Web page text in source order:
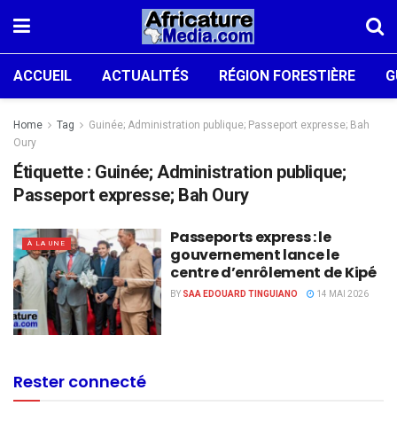
ACCUEIL ACTUALITÉS RÉGION FORESTIÈRE
Home Tag
Guinée; Administration publique; Passeport expresse; Bah
Oury
Étiquette : Guinée; Administration publique;
Passeport expresse; Bah Oury
À LA UNE
Passeports express : le
gouvernement lance le
centre d’enrôlement de Kipé
BY SAA EDOUARD TINGUIANO 14 MAI 2026
Rester connecté